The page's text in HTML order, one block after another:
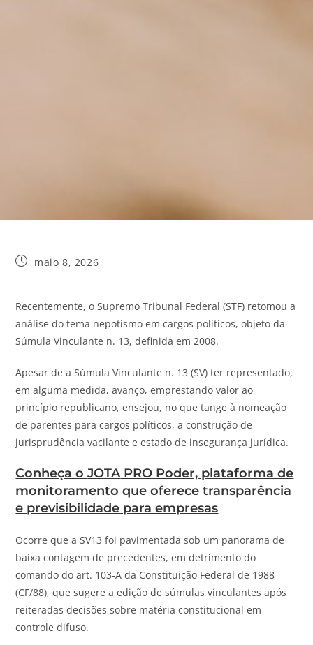
maio 8, 2026
Recentemente, o Supremo Tribunal Federal (STF) retomou a
análise do tema nepotismo em cargos políticos, objeto da
Súmula Vinculante n. 13, definida em 2008.
Apesar de a Súmula Vinculante n. 13 (SV) ter representado,
em alguma medida, avanço, emprestando valor ao
princípio republicano, ensejou, no que tange à nomeação
de parentes para cargos políticos, a construção de
jurisprudência vacilante e estado de insegurança jurídica.
Conheça oJOTAPRO Poder, plataforma de
monitoramento que oferece transparência
e previsibilidade para empresas
Ocorre que a SV13 foi pavimentada sob um panorama de
baixa contagem de precedentes, em detrimento do
comando do art. 103-A da Constituição Federal de 1988
(CF/88), que sugere a edição de súmulas vinculantes após
reiteradas decisões sobre matéria constitucional em
controle difuso.